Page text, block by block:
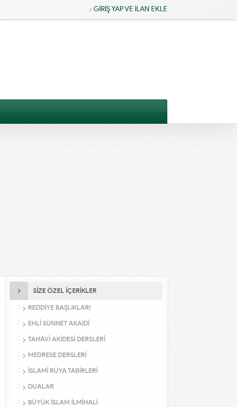
GİRİŞ YAP VE İLAN EKLE
SİZE ÖZEL İÇERİKLER
REDDİYE BAŞLIKLARI
EHLİ SÜNNET AKAİDİ
TAHAVİ AKİDESİ DERSLERİ
MEDRESE DERSLERİ
İSLAMİ RÜYA TABİRLERİ
DUALAR
BÜYÜK İSLAM İLMİHALİ